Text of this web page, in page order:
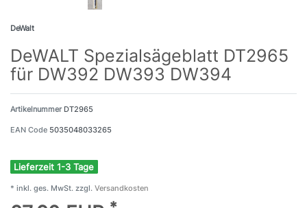
DeWalt
DeWALT Spezialsägeblatt DT2965
für DW392 DW393 DW394
Artikelnummer DT2965
EAN Code 5035048033265
Lieferzeit 1-3 Tage
* inkl. ges. MwSt. zzgl. Versandkosten